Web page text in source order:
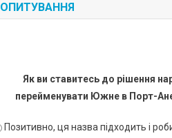
ОПИТУВАННЯ
Як ви ставитесь до рішення
перейменувати Южне в Порт-
Позитивно, ця назва підходить і